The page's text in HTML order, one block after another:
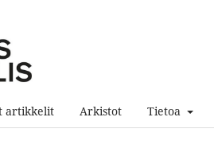
artikkelit Arkistot Tietoa